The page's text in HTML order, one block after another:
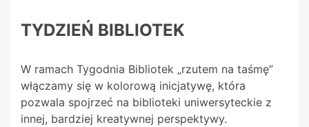
TYDZIEŃ BIBLIOTEK
W ramach Tygodnia Bibliotek „rzutem na taśmę”
włączamy się w kolorową inicjatywę, która
pozwala spojrzeć na biblioteki uniwersyteckie z
innej, bardziej kreatywnej perspektywy.